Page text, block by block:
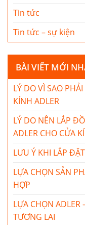
Tin tức
Tin tức – sự kiện
BÀI VIẾT MỚI
LÝ DO VÌ SAO
KÍNH ADLER
LÝ DO NÊN LẮP
ADLER CHO CỬA
LƯU Ý KHI LẮP
LỰA CHỌN SẢN
HỢP
LỰA CHỌN
TƯƠNG LAI